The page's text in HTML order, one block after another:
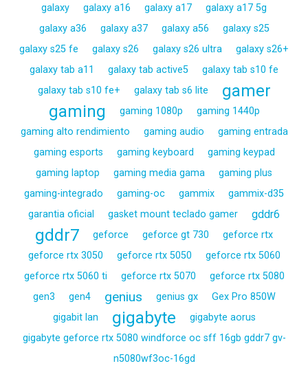
galaxy
galaxy a16 galaxy a17
galaxy a17 5g
galaxy a36
galaxy a37 galaxy a56
galaxy s25
galaxy s25 fe
galaxy s26 galaxy s26 ultra
galaxy s26+
galaxy tab a11
galaxy tab active5
galaxy tab s10 fe
galaxy tab s10 fe+
galaxy tab s6 lite
gamer
gaming
gaming 1080p
gaming 1440p
gaming alto rendimiento
gaming audio
gaming entrada
gaming esports
gaming keyboard
gaming keypad
gaming laptop
gaming media gama
gaming plus
gaming-integrado
gaming-oc gammix
gammix-d35
garantia oficial
gasket mount teclado gamer gddr6
gddr7 geforce geforce gt 730
geforce rtx
geforce rtx 3050
geforce rtx 5050
geforce rtx 5060
geforce rtx 5060 ti
geforce rtx 5070
geforce rtx 5080
gen3
gen4 genius genius gx
Gex Pro 850W
gigabit lan
gigabyte
gigabyte aorus
gigabyte geforce rtx 5080 windforce oc sff 16gb gddr7 gv-
n5080wf3oc-16gd